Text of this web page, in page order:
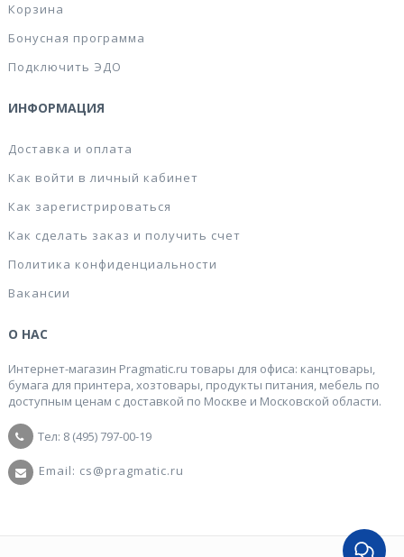
Корзина
Бонусная программа
Подключить ЭДО
ИНФОРМАЦИЯ
Доставка и оплата
Как войти в личный кабинет
Как зарегистрироваться
Как сделать заказ и получить счет
Политика конфиденциальности
Вакансии
О НАС
Интернет-магазин Pragmatic.ru товары для офиса: канцтовары,
бумага для принтера, хозтовары, продукты питания, мебель по
доступным ценам с доставкой по Москве и Московской области.
Тел: 8 (495) 797-00-19
Email: cs@pragmatic.ru